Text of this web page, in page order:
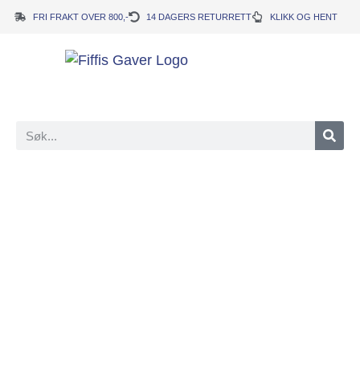
FRI FRAKT OVER 800,- 14 DAGERS RETURRETT KLIKK OG HENT